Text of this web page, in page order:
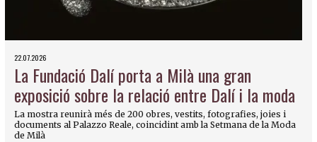
22.07.2026
La Fundació Dalí porta a Milà una gran
exposició sobre la relació entre Dalí i la moda
La mostra reunirà més de 200 obres, vestits, fotografies, joies i
documents al Palazzo Reale, coincidint amb la Setmana de la Moda
de Milà